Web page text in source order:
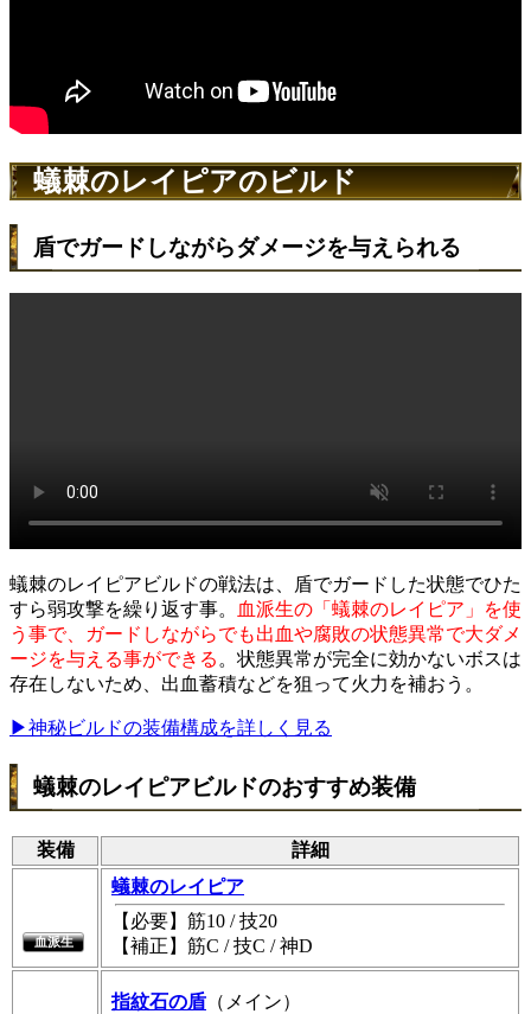
蟻棘のレイピアのビルド
盾でガードしながらダメージを与えられる
蟻棘のレイピアビルドの戦法は、盾でガードした状態でひた
すら弱攻撃を繰り返す事。
血派生の「蟻棘のレイピア」を使
う事で、ガードしながらでも出血や腐敗の状態異常で大ダメ
ージを与える事ができる。状態異常が完全に効かないボスは
存在しないため、出血蓄積などを狙って火力を補おう。
▶神秘ビルドの装備構成を詳しく見る
蟻棘のレイピアビルドのおすすめ装備
装備 詳細
血派生
蟻棘のレイピア
【必要】筋10 / 技20
【補正】筋C / 技C / 神D
指紋石の盾 （メイン）